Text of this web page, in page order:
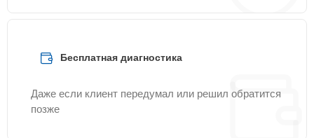
Бесплатная диагностика
Даже если клиент передумал или решил обратится
позже